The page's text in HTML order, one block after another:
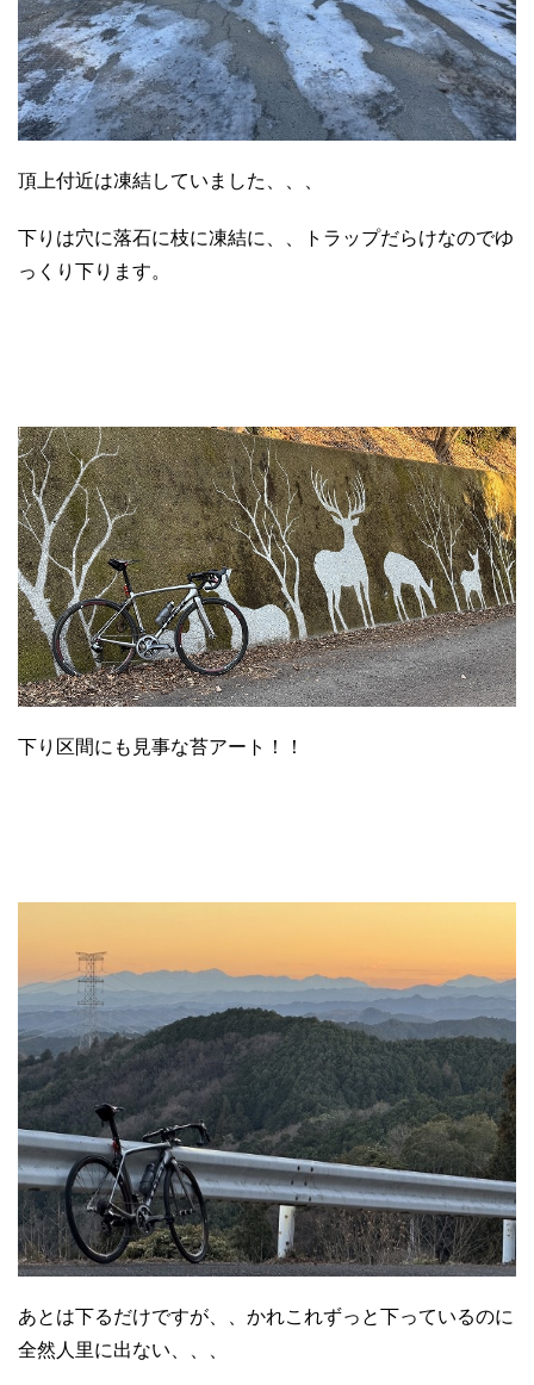
頂上付近は凍結していました、、、
下りは穴に落石に枝に凍結に、、トラップだらけなのでゆ
っくり下ります。
下り区間にも見事な苔アート！！
あとは下るだけですが、、かれこれずっと下っているのに
全然人里に出ない、、、